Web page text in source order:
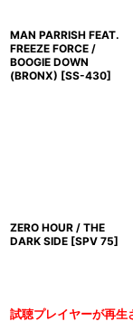
MAN PARRISH FEAT.
FREEZE FORCE /
BOOGIE DOWN
(BRONX) [SS-430]
ZERO HOUR / THE
DARK SIDE [SPV 75]
試聴プレイヤーが再